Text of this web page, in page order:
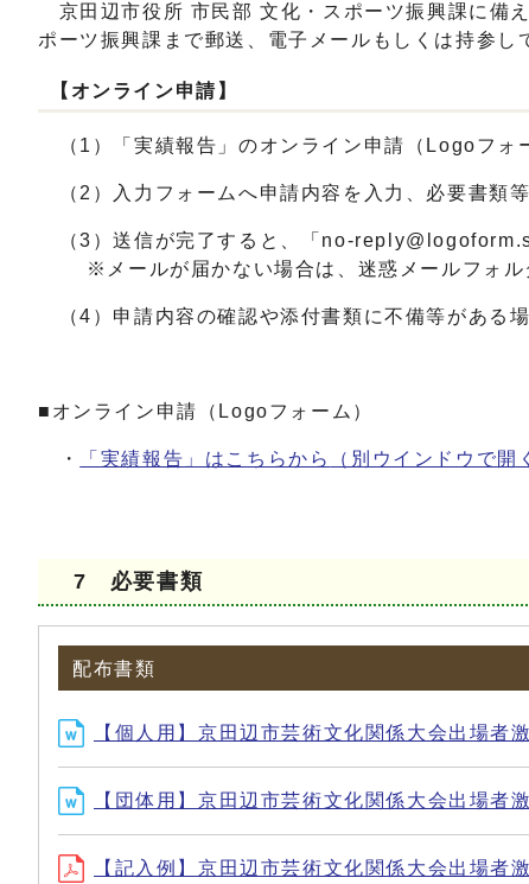
京田辺市役所 市民部 文化・スポーツ振興課に備
ポーツ振興課まで郵送、電子メールもしくは持参し
【オンライン申請】
（1）「実績報告」のオンライン申請（Logoフォ
（2）入力フォームへ申請内容を入力、必要書類
（3）送信が完了すると、「 no-
※メールが届かない場合は、迷惑メールフォル
（4）申請内容の確認や添付書類に不備等がある
■オンライン申請（Logoフォーム）
・ 「実績報告」はこちらから （別ウインドウで開
7 必要書類
配布書類
【個人用】京田辺市芸術文化関係大会出場
【団体用】京田辺市芸術文化関係大会出場
【記入例】京田辺市芸術文化関係大会出場